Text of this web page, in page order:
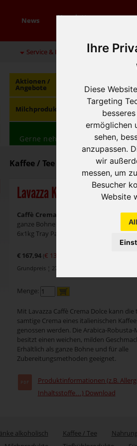
Ihre
Diese
Targeting
ermöglichen
sehen,
anzupassen.
wir
messen, um
Besucher
Website
News Newsletter
Service & Infos 01 / 599 92
Aktionen /
Angebote alkoholfrei
Milchprodukte
Wir haben
Gerne nehmen wir Ihre
Kaffee / Tee - Kaffee ganze
Lavazza Kaffee
Caffè Crema Dolce
ganze Bohne
6x1kg Tray Packung
€ 167,94 (€ 139,95
Grundpreis ¦ 27,99 je 1 Kilo
Menge:
Mit Lavazza Caffè Crema Dolce kann die
samtige Crema eines italienischen
genossen werden. Die Arabica-Robusta-
besitzt einen weichen, milden
Erhältlich als ganze Bohne und für alle
Zubereitungsmethoden geeignet.
Produktinformationen (z.B.
Inhaltsstoffe…) Download
alkoholisch Kaffee / Tee